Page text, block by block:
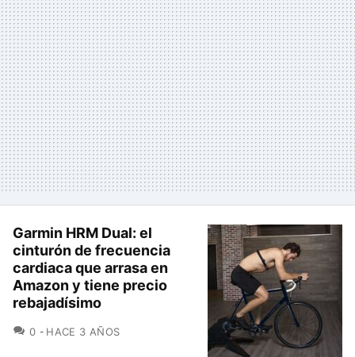
Garmin HRM Dual: el
cinturón de frecuencia
cardiaca que arrasa en
Amazon y tiene precio
rebajadísimo
0 COMENTARIOS
HACE 3 AÑOS